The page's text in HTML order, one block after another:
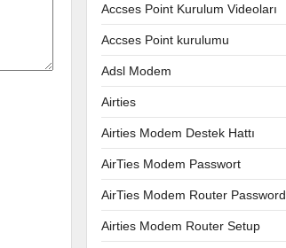
Accses Point Kurulum Videoları
Accses Point kurulumu
Adsl Modem
Airties
Airties Modem Destek Hattı
AirTies Modem Passwort
AirTies Modem Router Password
Airties Modem Router Setup